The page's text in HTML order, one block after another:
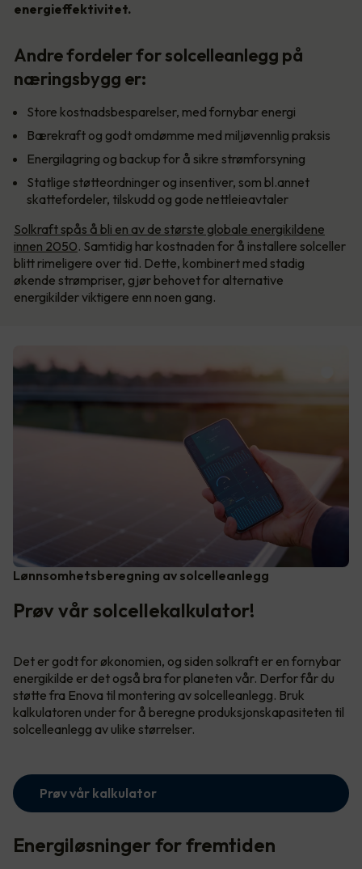
energieffektivitet.
Andre fordeler for solcelleanlegg på
næringsbygg er:
Store kostnadsbesparelser, med fornybar energi
Bærekraft og godt omdømme med miljøvennlig praksis
Energilagring og backup for å sikre strømforsyning
Statlige støtteordninger og insentiver, som bl.annet
skattefordeler, tilskudd og gode nettleieavtaler
Solkraft spås å bli en av de største globale energikildene
innen 2050. Samtidig har kostnaden for å installere solceller
blitt rimeligere over tid. Dette, kombinert med stadig
økende strømpriser, gjør behovet for alternative
energikilder viktigere enn noen gang.
Lønnsomhetsberegning av solcelleanlegg
Prøv vår solcellekalkulator!
Det er godt for økonomien, og siden solkraft er en fornybar
energikilde er det også bra for planeten vår. Derfor får du
støtte fra Enova til montering av solcelleanlegg. Bruk
kalkulatoren under for å beregne produksjonskapasiteten til
solcelleanlegg av ulike størrelser.
Prøv vår kalkulator
Energiløsninger for fremtiden